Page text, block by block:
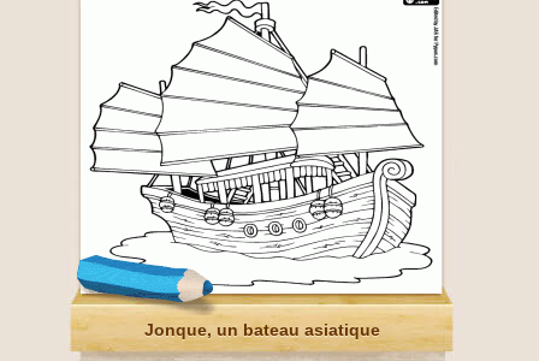
Jonque, un bateau asiatique